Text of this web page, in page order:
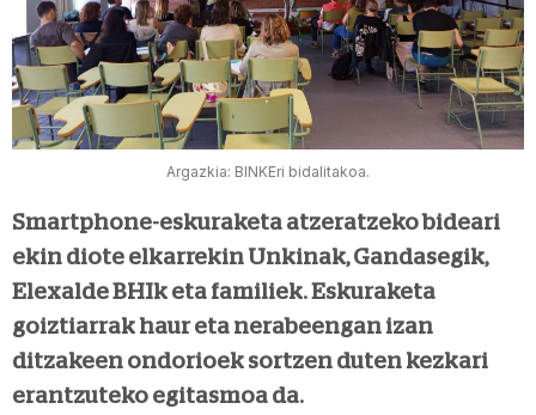
Argazkia: BINKEri bidalitakoa.
Smartphone-eskuraketa atzeratzeko bideari
ekin diote elkarrekin Unkinak, Gandasegik,
Elexalde BHIk eta familiek. Eskuraketa
goiztiarrak haur eta nerabeengan izan
ditzakeen ondorioek sortzen duten kezkari
erantzuteko egitasmoa da.